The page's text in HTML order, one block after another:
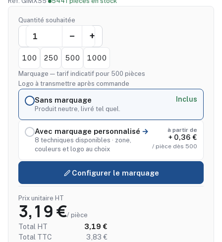
Quantité souhaitée
100 250 500 1000
Marquage — tarif indicatif pour 500 pièces
Logo à transmettre après commande
Sans marquage
Produit neutre, livré tel quel.
Inclus
Avec marquage personnalisé
8 techniques disponibles · zone,
couleurs et logo au choix
à partir de
+ 0,36 €
/ pièce dès 500
Configurer le marquage
Prix unitaire HT
3,19 €/ pièce
Total HT
3,19 €
Total TTC
3,83 €